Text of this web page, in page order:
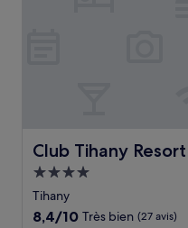
Club Tihany Resort
Club Tihany Resort
Hébergement
4.0 étoiles
Tihany
8.4
8,4/10 Très bien (27 avis)